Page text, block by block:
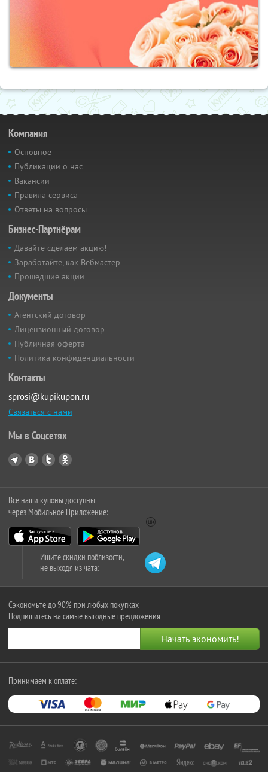
Компания
Основное
Публикации о нас
Вакансии
Правила сервиса
Ответы на вопросы
Бизнес-Партнёрам
Давайте сделаем акцию!
Заработайте, как Вебмастер
Прошедшие акции
Документы
Агентский договор
Лицензионный договор
Публичная оферта
Политика конфиденциальности
Контакты
sprosi@kupikupon.ru
Связаться с нами
Мы в Соцсетях
Все наши купоны доступны
через Мобильное Приложение:
Ищите скидки поблизости,
не выходя из чата:
Сэкономьте до 90% при любых покупках
Подпишитесь на самые выгодные предложения
Принимаем к оплате: